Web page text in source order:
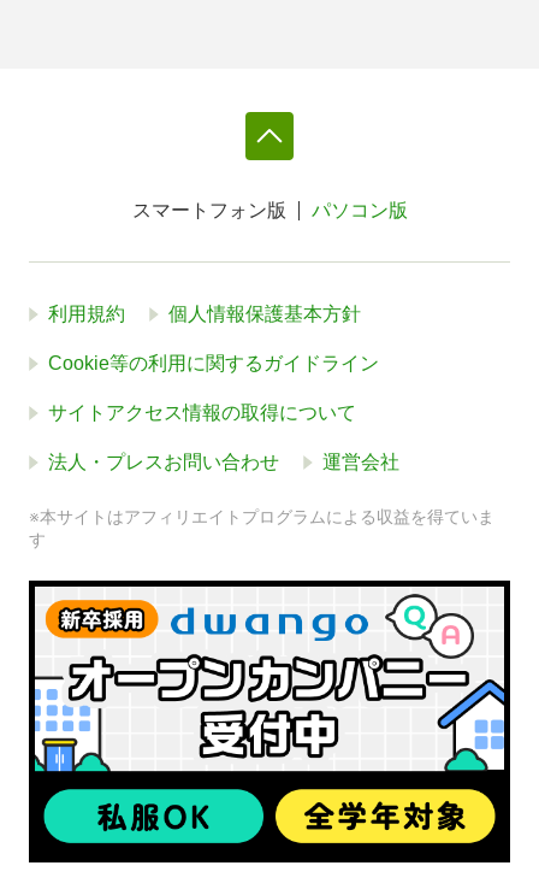
スマートフォン版 パソコン版
利用規約 個人情報保護基本方針
Cookie等の利用に関するガイドライン
サイトアクセス情報の取得について
法人・プレスお問い合わせ 運営会社
※本サイトはアフィリエイトプログラムによる収益を得ていま
す